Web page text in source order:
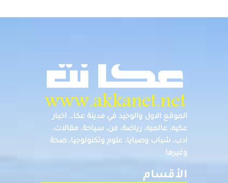
الموقع الاول والوحيد في مدينة عكا… اخبار
عكيه، عالميه، رياضة، فن، سياحة، مقالات،
ادب، شباب وصبايا، علوم وتكنولوجيا، صحة
وغيرها
الأقسام